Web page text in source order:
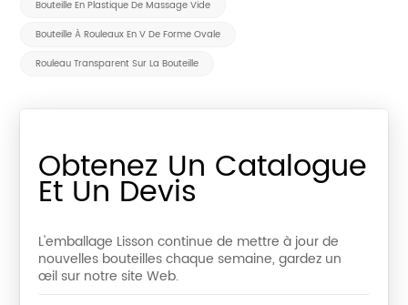
Bouteille En Plastique De Massage Vide
Bouteille À Rouleaux En V De Forme Ovale
Rouleau Transparent Sur La Bouteille
Obtenez Un Catalogue
Et Un Devis
L'emballage Lisson continue de mettre à jour de
nouvelles bouteilles chaque semaine, gardez un
œil sur notre site Web.